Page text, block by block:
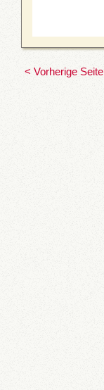
< Vorherige Seite